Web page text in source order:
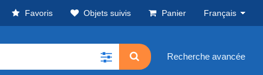
Favoris Objets suivis Panier Français
Recherche avancée